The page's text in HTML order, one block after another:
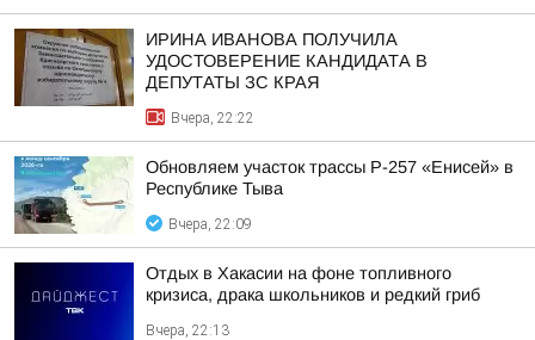
ИРИНА ИВАНОВА ПОЛУЧИЛА
УДОСТОВЕРЕНИЕ КАНДИДАТА В
ДЕПУТАТЫ ЗС КРАЯ
Вчера, 22:22
Обновляем участок трассы Р-257 «Енисей» в
Республике Тыва
Вчера, 22:09
Отдых в Хакасии на фоне топливного
кризиса, драка школьников и редкий гриб
Вчера, 22:13